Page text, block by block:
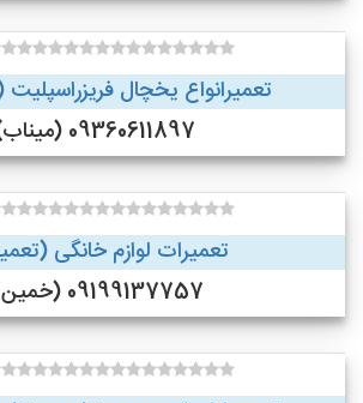
تعمیرانواع یخچال فریزراسپلیت
09360611897 (میناب)
تعمیرات لوازم خانگی
09199137757 (خمین )